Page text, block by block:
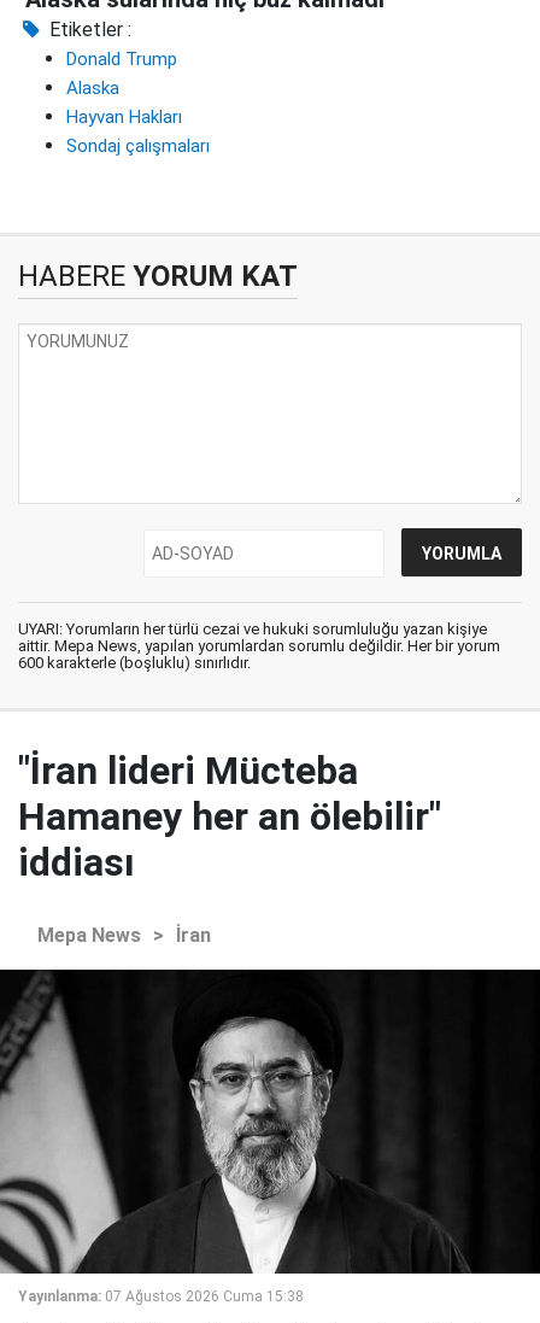
Etiketler :
Donald Trump
Alaska
Hayvan Hakları
Sondaj çalışmaları
HABERE YORUM KAT
UYARI: Yorumların her türlü cezai ve hukuki sorumluluğu yazan kişiye
aittir. Mepa News, yapılan yorumlardan sorumlu değildir. Her bir yorum
600 karakterle (boşluklu) sınırlıdır.
"İran lideri Mücteba
Hamaney her an ölebilir"
iddiası
Mepa News > İran
Yayınlanma: 07 Ağustos 2026 Cuma 15:38